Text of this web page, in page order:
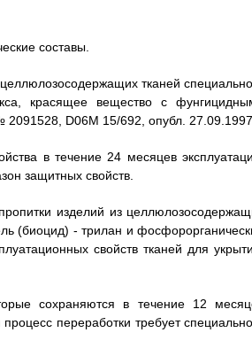
составы.
тканей
красящее вещество с
2091528, D06М 15/692, опубл.
в течение 24 месяцев
защитных свойств.
изделий из
(биоцид) - трилан и
свойств тканей для
сохраняются в течение 12
переработки требует